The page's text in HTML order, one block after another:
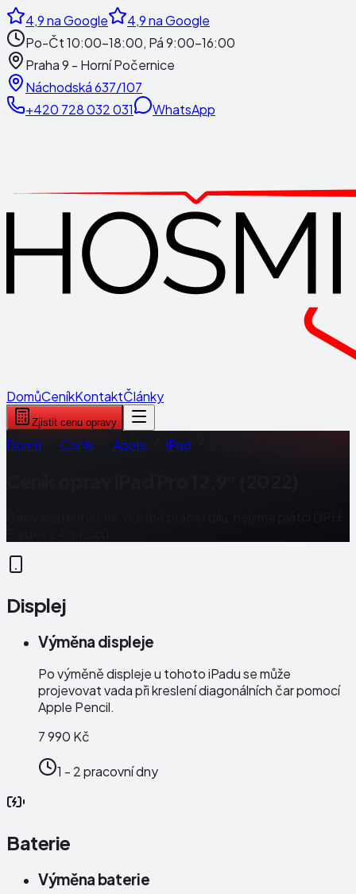
4,9na Google 4,9na Google
Po-Čt 10:00-18:00, Pá 9:00-16:00
Praha 9 - Horní Počernice
Náchodská 637/107
+420 728 032 031
WhatsApp
DomůCeníkKontaktČlánky
Zjistit cenu opravy
Domů Ceník Apple iPad
Displej
Výměna displeje
Po výměně displeje u tohoto iPadu se může
projevovat vada při kreslení diagonálních čar pomocí
Apple Pencil.
7 990 Kč
1 - 2 pracovní dny
Baterie
Výměna baterie